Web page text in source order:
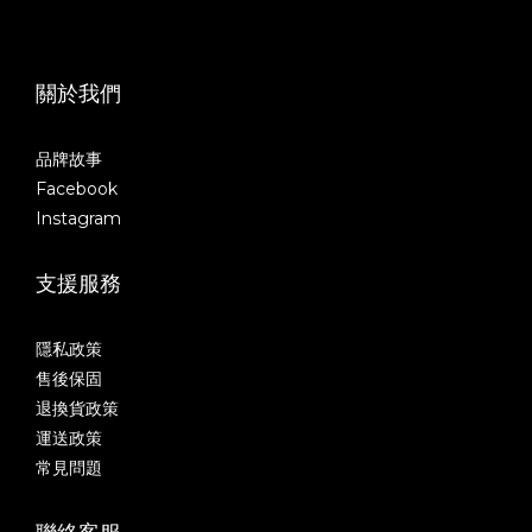
關於我們
品牌故事
Facebook
Instagram
支援服務
隱私政策
售後保固
退換貨政策
運送政策
常見問題